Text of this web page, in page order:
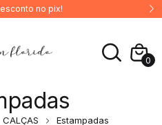
no pix!
0
CALÇAS Estampadas